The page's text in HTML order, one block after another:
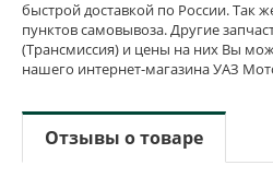
быстрой доставкой по России. Так
пунктов самовывоза. Другие
(Трансмиссия) и цены на них Вы
нашего интернет-магазина УАЗ
Отзывы о товаре